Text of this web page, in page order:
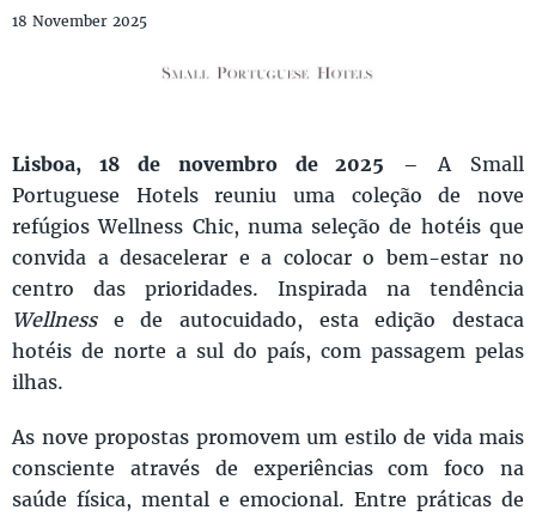
18 November 2025
Lisboa, 18 de novembro de 2025 – A Small
Portuguese Hotels reuniu uma coleção de nove
refúgios Wellness Chic, numa seleção de hotéis que
convida a desacelerar e a colocar o bem-estar no
centro das prioridades. Inspirada na tendência
Wellnesse de autocuidado, esta edição destaca
hotéis de norte a sul do país, com passagem pelas
ilhas.
As nove propostas promovem um estilo de vida mais
consciente através de experiências com foco na
saúde física, mental e emocional. Entre práticas de